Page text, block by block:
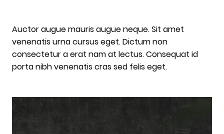
Auctor augue mauris augue neque. Sit amet
venenatis urna cursus eget. Dictum non
consectetur a erat nam at lectus. Consequat id
porta nibh venenatis cras sed felis eget.